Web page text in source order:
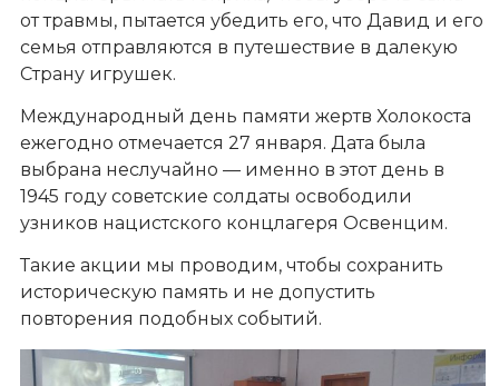
от травмы, пытается убедить его, что Давид и его
семья отправляются в путешествие в далекую
Страну игрушек.
Международный день памяти жертв Холокоста
ежегодно отмечается 27 января. Дата была
выбрана неслучайно — именно в этот день в
1945 году советские солдаты освободили
узников нацистского концлагеря Освенцим.
Такие акции мы проводим, чтобы сохранить
историческую память и не допустить
повторения подобных событий.